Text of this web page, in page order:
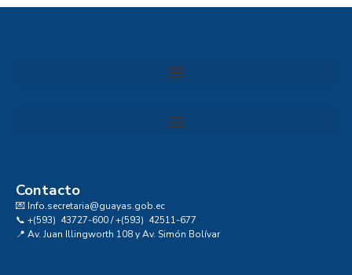
Contacto
💌 Info.secretaria@guayas.gob.ec
📞 +(593) 43727-600 / +(593) 42511-677
📍 Av. Juan Illingworth 108 y Av. Simón Bolívar